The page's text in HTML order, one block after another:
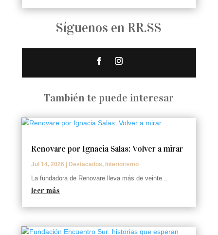
Síguenos en RR.SS
También te puede interesar
Renovare por Ignacia Salas: Volver a mirar
Jul 14, 2026 Destacados, Interiorismo
La fundadora de Renovare lleva más de veinte...
leer más